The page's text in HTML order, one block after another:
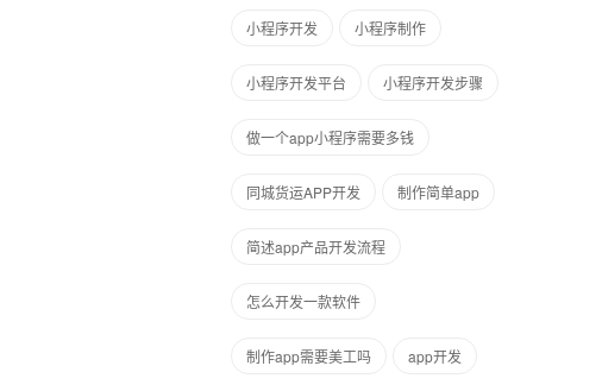
小程序开发 小程序制作
小程序开发平台 小程序开发步骤
做一个app小程序需要多钱
同城货运APP开发 制作简单app
简述app产品开发流程
怎么开发一款软件
制作app需要美工吗 app开发